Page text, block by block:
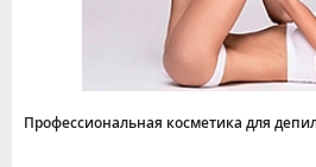
Профессиональная косметика для